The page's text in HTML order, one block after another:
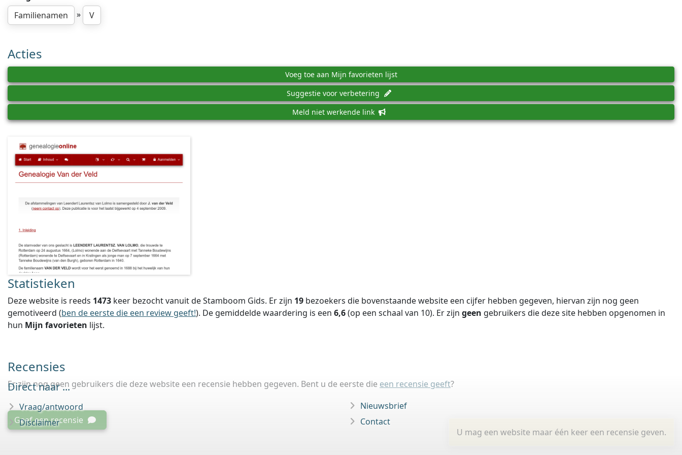
Familienamen
» V
Acties
Voeg toe aan Mijn favorieten lijst
Suggestie voor verbetering
Meld niet werkende link
Statistieken
Deze website is reeds 1473 keer bezocht vanuit de Stamboom Gids. Er zijn 19 bezoekers die bovenstaande website een cijfer hebben gegeven, hiervan zijn nog geen
gemotiveerd (ben de eerste die een review geeft!). De gemiddelde waardering is een 6,6(op een schaal van 10). Er zijn geen gebruikers die deze site hebben opgenomen in
hun Mijn favorieten lijst.
Recensies
Er zijn nog geen gebruikers die deze website een recensie hebben gegeven. Bent u de eerste die een recensie geeft?
U mag een website maar één keer een recensie geven.
Geef een recensie
Direct naar ...
Vraag/antwoord
Disclaimer
Nieuwsbrief
Contact